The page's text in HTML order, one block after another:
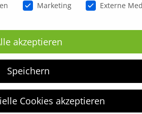
speichern.
Marketing Externe
akzeptieren
Speichern
Cookies akzeptieren